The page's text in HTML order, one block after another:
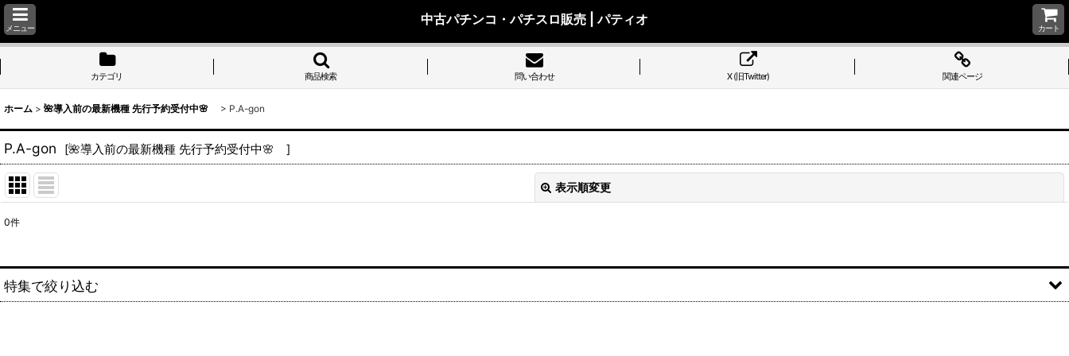
メニュー
中古パチンコ・パチスロ販売 | パティオ
カート
カテゴリ 商品検索 問い合わせ X (旧Twitter) 関連ページ
ホーム > 🌺導入前の最新機種 先行予約受付中🌸 > P.A-gon
P.A-gon [🌺導入前の最新機種 先行予約受付中🌸 ]
表示順変更
並び順 :
0件
特集で絞り込む